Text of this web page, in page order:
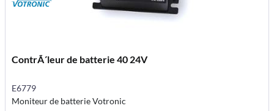
ContrÃ´leur de batterie 40 24V
E6779
Moniteur de batterie Votronic